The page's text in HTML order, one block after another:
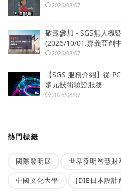
2026/08/07
敬邀參加 - SGS無人機
(2026/10/01.嘉義亞創
2026/08/07
【SGS 服務介紹】從
多元技術驗證服務
2026/08/07
熱門標籤
國際發明展 世界發明智慧財
中國文化大學 JDIE日本設